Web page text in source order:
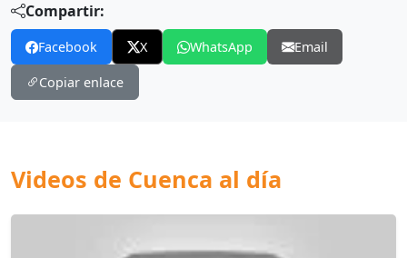
Compartir:
Facebook X WhatsApp Email
Copiar enlace
Videos de Cuenca al día